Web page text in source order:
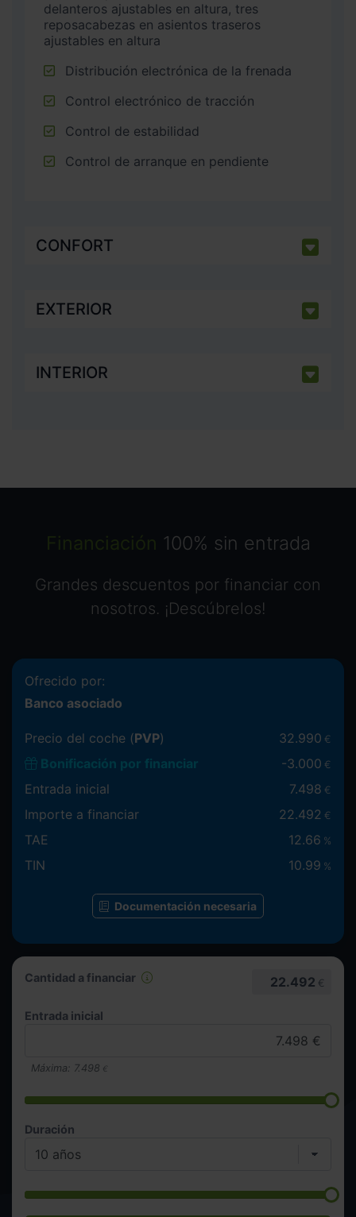
delanteros ajustables en altura, tres
reposacabezas en asientos traseros
ajustables en altura
Distribución electrónica de la frenada
Control electrónico de tracción
Control de estabilidad
Control de arranque en pendiente
CONFORT
EXTERIOR
INTERIOR
Financiación 100% sin entrada
Grandes descuentos por financiar con
nosotros. ¡Descúbrelos!
Cantidad a financiar 22.492 €
Entrada inicial
Máxima: 7.498 €
Duración
Ofrecido por:
Banco asociado
Precio del coche (PVP) 32.990 €
Bonificación por financiar -3.000 €
Entrada inicial 7.498 €
Importe a financiar 22.492 €
TAE 12.66 %
TIN 10.99 %
Documentación necesaria